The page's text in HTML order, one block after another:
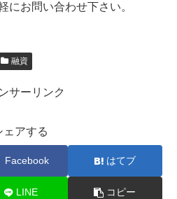
にお問い合わせ下さい。
融資
サーリンク
ェアする
Facebook はてブ
LINE コピー